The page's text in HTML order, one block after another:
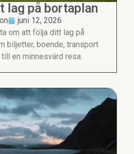
lag på bortaplan
juni 12, 2026
om att följa ditt lag på
biljetter, boende, transport
en minnesvärd resa.